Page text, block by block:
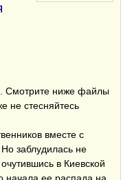
Смотрите ниже файлы
не стесняйтесь
вместе с
заблудилась не
в Киевской